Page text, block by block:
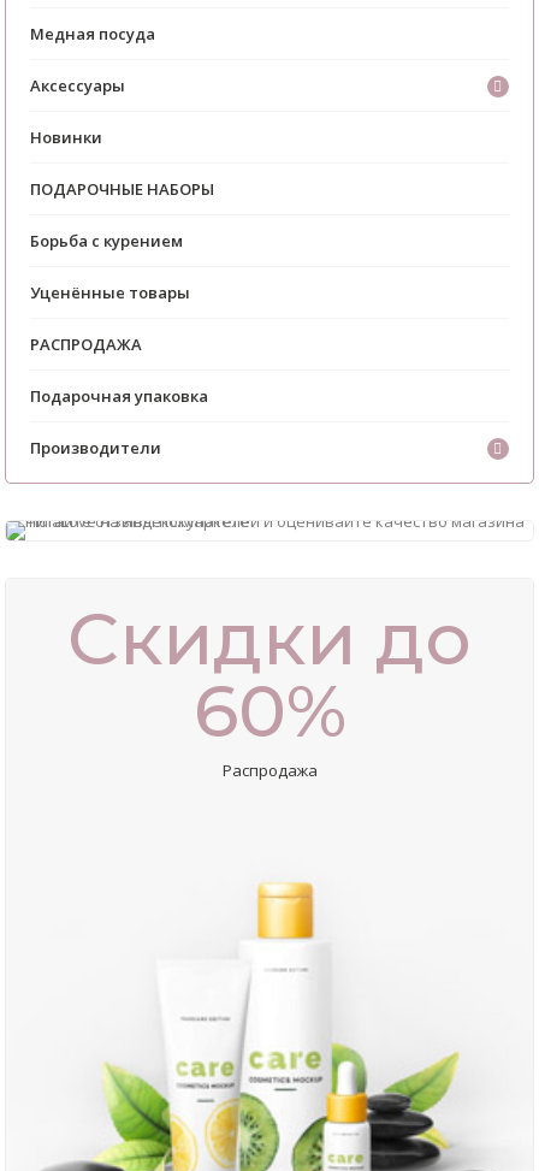
Медная посуда
Аксессуары
Новинки
ПОДАРОЧНЫЕ НАБОРЫ
Борьба с курением
Уценённые товары
РАСПРОДАЖА
Подарочная упаковка
Производители
Скидки до
60%
Распродажа